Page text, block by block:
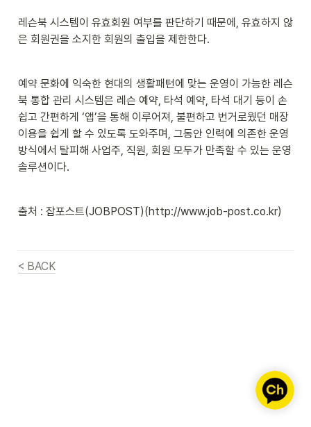
레슨북 시스템이 유효회원 여부를 판단하기 때문에, 유효하지 않
은 회원권을 소지한 회원의 출입을 제한한다.
예약 문화에 익숙한 현대의 생활패턴에 맞는 운영이 가능한 레슨
북 통합 관리 시스템은 레슨 예약, 타석 예약, 타석 대기 등이 손
쉽고 간편하게 ‘앱’을 통해 이루어져, 불편하고 번거로웠던 매장
이용을 쉽게 할 수 있도록 도와주며, 그동안 인력에 의존한 운영
방식에서 탈피해 사업주, 직원, 회원 모두가 만족할 수 있는 운영
솔루션이다.
출처 : 잡포스트(JOBPOST)(http://www.job-post.co.kr)
< BACK